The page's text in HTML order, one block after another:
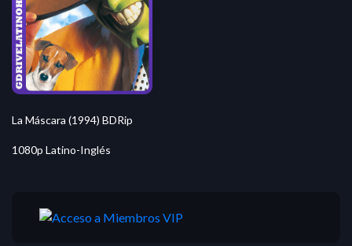
La Máscara (1994) BDRip
1080p Latino-Inglés